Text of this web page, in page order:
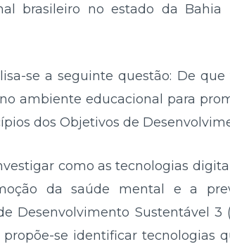
brasileiro no estado da
se a seguinte questão: De
ambiente educacional para
dos Objetivos de
como as tecnologias
da saúde mental e a
Desenvolvimento Sustentável 3
propõe-se identificar tecnologias